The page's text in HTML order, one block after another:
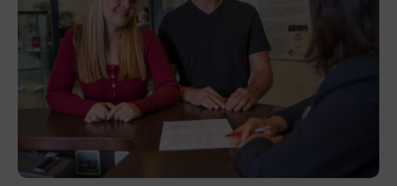
Ingenieurzertifizierung
Deutsch und Integration
Akademisches Studienzentrum
Digitales Lernen
BFI Reutte
BFI Schwaz